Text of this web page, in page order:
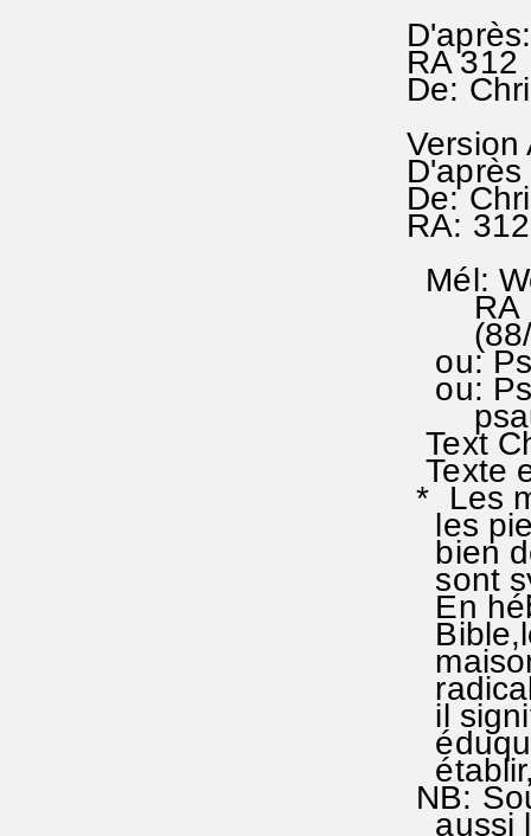
RA 312
De:
Version
De:
RA: 312
Mél:
RA
(88/
ou:
ou:
Text
Texte
* Les
les
bien
sont
En
il
NB:
aussi